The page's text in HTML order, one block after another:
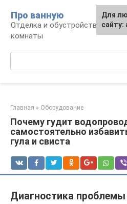
контенту
Про ванную
Отделка и обустройство
комнаты
Главная » Оборудование
Почему гудит
самостоятельно
гула и свиста
Диагностика проблемы
Для
сайту: